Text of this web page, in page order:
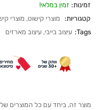
זמינות: זמין במלאי!
קטגוריות:
מוצרי קישוט, מוצרי
Tags: עיצוב בייבי, עיצוב מארזים
מוצר זה, ביחד עם כל המוצרים